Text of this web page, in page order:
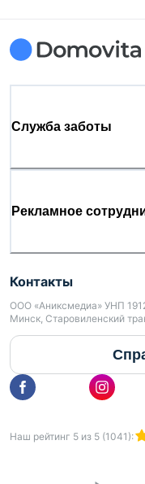
Служба заботы
Рекламное
Контакты
ООО «Аниксмедиа» УНП
Минск, Старовиленский
Наш рейтинг 5 из 5 (1041 ):